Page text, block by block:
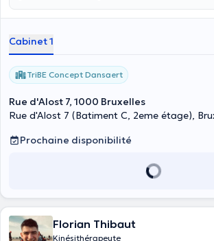
prendre rendez-vous avec lui.
Cabinet 1
TriBE Concept Dansaert
Rue d'Alost 7, 1000 Bruxelles
Rue d'Alost 7 (Batiment C, 2eme étage),
Prochaine disponibilité
Florian Thibaut
Kinésithérapeute